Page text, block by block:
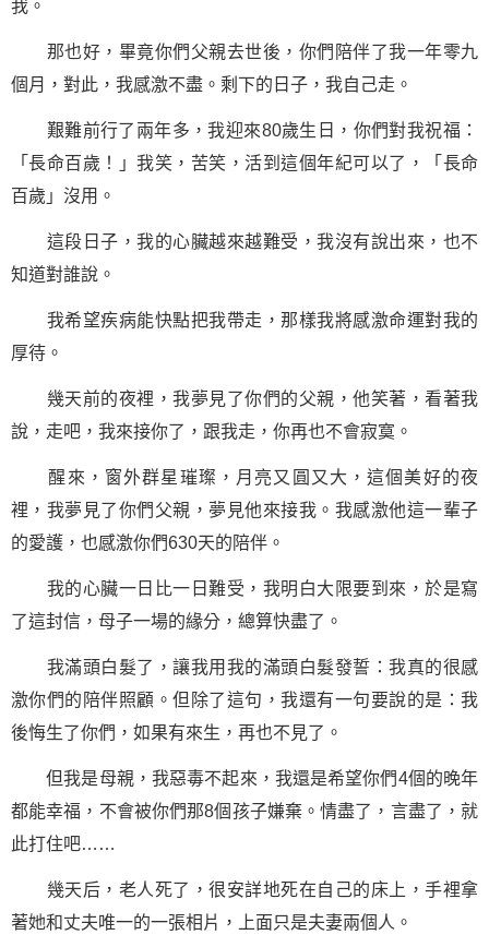
我。
那也好，畢竟你們父親去世後，你們陪伴了我一年零九
個月，對此，我感激不盡。剩下的日子，我自己走。
艱難前行了兩年多，我迎來80歲生日，你們對我祝福：
「長命百歲！」我笑，苦笑，活到這個年紀可以了，「長命
百歲」沒用。
這段日子，我的心臟越來越難受，我沒有說出來，也不
知道對誰說。
我希望疾病能快點把我帶走，那樣我將感激命運對我的
厚待。
幾天前的夜裡，我夢見了你們的父親，他笑著，看著我
說，走吧，我來接你了，跟我走，你再也不會寂寞。
醒來，窗外群星璀璨，月亮又圓又大，這個美好的夜
裡，我夢見了你們父親，夢見他來接我。我感激他這一輩子
的愛護，也感激你們630天的陪伴。
我的心臟一日比一日難受，我明白大限要到來，於是寫
了這封信，母子一場的緣分，總算快盡了。
我滿頭白髮了，讓我用我的滿頭白髮發誓：我真的很感
激你們的陪伴照顧。但除了這句，我還有一句要說的是：我
後悔生了你們，如果有來生，再也不見了。
但我是母親，我惡毒不起來，我還是希望你們4個的晚年
都能幸福，不會被你們那8個孩子嫌棄。情盡了，言盡了，就
此打住吧……
幾天后，老人死了，很安詳地死在自己的床上，手裡拿
著她和丈夫唯一的一張相片，上面只是夫妻兩個人。